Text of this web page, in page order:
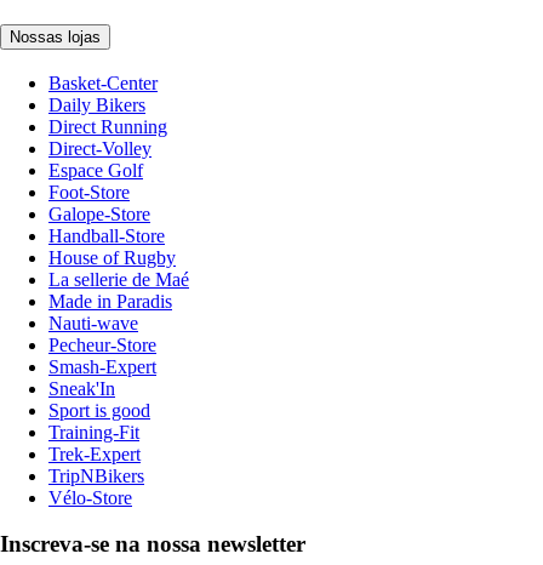
Nossas lojas
Basket-Center
Daily Bikers
Direct Running
Direct-Volley
Espace Golf
Foot-Store
Galope-Store
Handball-Store
House of Rugby
La sellerie de Maé
Made in Paradis
Nauti-wave
Pecheur-Store
Smash-Expert
Sneak'In
Sport is good
Training-Fit
Trek-Expert
TripNBikers
Vélo-Store
Inscreva-se na nossa newsletter